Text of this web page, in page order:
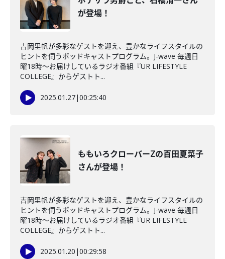
が登場！
吉岡里帆が多彩なゲストを迎え、豊かなライフスタイルの
ヒントを伺うポッドキャストプログラム。J-wave 毎週日
曜18時～お届けしているラジオ番組『UR LIFESTYLE
COLLEGE』からゲストト...
2025.01.27|00:25:40
ももいろクローバーZの百田夏菜子
さんが登場！
吉岡里帆が多彩なゲストを迎え、豊かなライフスタイルの
ヒントを伺うポッドキャストプログラム。J-wave 毎週日
曜18時～お届けしているラジオ番組『UR LIFESTYLE
COLLEGE』からゲストト...
2025.01.20 |00:29:58